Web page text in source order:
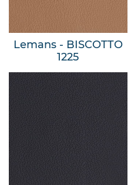
Lemans - BISCOTTO
1225